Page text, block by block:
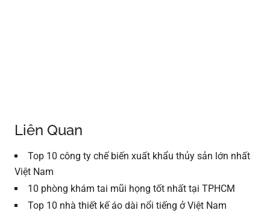
Liên Quan
Top 10 công ty chế biến xuất khẩu thủy sản lớn nhất
Việt Nam
10 phòng khám tai mũi họng tốt nhất tại TPHCM
Top 10 nhà thiết kế áo dài nổi tiếng ở Việt Nam